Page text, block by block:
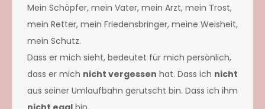
Mein Schöpfer, mein Vater, mein Arzt, mein Trost,
mein Retter, mein Friedensbringer, meine Weisheit,
mein Schutz.
Dass er mich sieht, bedeutet für mich persönlich,
dass er mich nicht vergessen hat. Dass ich nicht
aus seiner Umlaufbahn gerutscht bin. Dass ich ihm